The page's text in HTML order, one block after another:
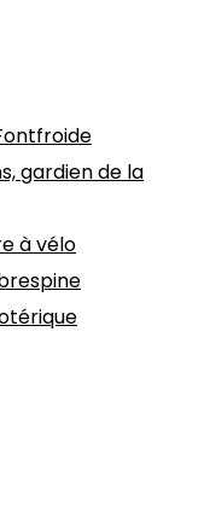
gardien de la
à vélo